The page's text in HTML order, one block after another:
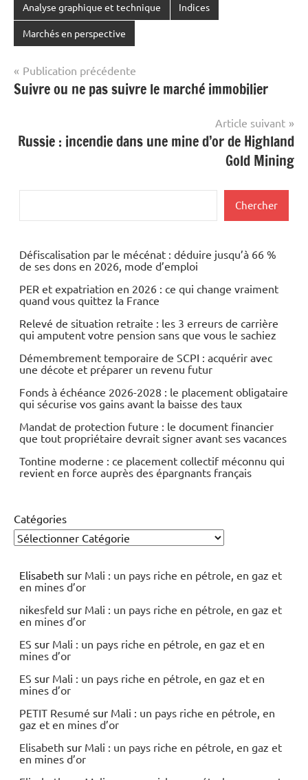
Analyse graphique et technique Indices
Marchés en perspective
Navigation
de
Publication précédente
Suivre ou ne pas suivre le marché immobilier
Article suivant
Russie : incendie dans une mine d’or de Highland
Gold Mining
Chercher
Défiscalisation par le mécénat : déduire jusqu’à 66 %
de ses dons en 2026, mode d’emploi
PER et expatriation en 2026 : ce qui change vraiment
quand vous quittez la France
Relevé de situation retraite : les 3 erreurs de carrière
qui amputent votre pension sans que vous le sachiez
Démembrement temporaire de SCPI : acquérir avec
une décote et préparer un revenu futur
Fonds à échéance 2026-2028 : le placement obligataire
qui sécurise vos gains avant la baisse des taux
Mandat de protection future : le document financier
que tout propriétaire devrait signer avant ses vacances
Tontine moderne : ce placement collectif méconnu qui
revient en force auprès des épargnants français
Catégories
Elisabeth sur Mali : un pays riche en pétrole, en gaz et
en mines d’or
nikesfeld sur Mali : un pays riche en pétrole, en gaz et
en mines d’or
ES sur Mali : un pays riche en pétrole, en gaz et en
mines d’or
ES sur Mali : un pays riche en pétrole, en gaz et en
mines d’or
PETIT Resumé sur Mali : un pays riche en pétrole, en
gaz et en mines d’or
Elisabeth sur Mali : un pays riche en pétrole, en gaz et
en mines d’or